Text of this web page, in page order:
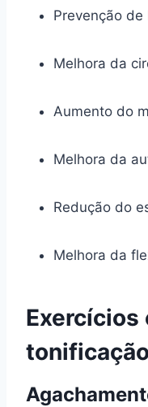
Prevenção de
Melhora da
Aumento do
Melhora da
Redução do
Melhora da
Exercícios